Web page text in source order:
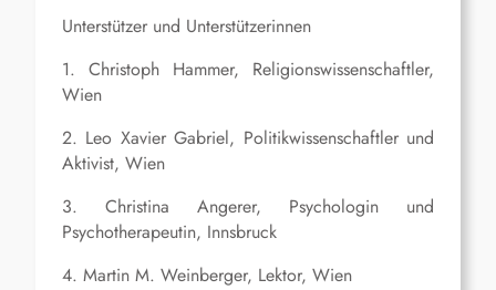
Unterstützer und Unterstützerinnen
1. Christoph Hammer, Religionswissenschaftler,
Wien
2. Leo Xavier Gabriel, Politikwissenschaftler und
Aktivist, Wien
3. Christina Angerer, Psychologin und
Psychotherapeutin, Innsbruck
4. Martin M. Weinberger, Lektor, Wien